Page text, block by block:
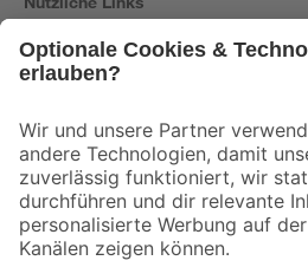
Der toom Newsletter: Keine Angebote und
Zur Newsletter Anmeldung
Folge uns